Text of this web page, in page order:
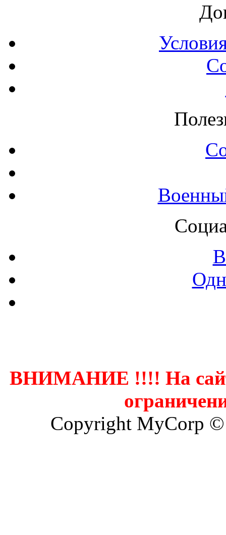
ВНИМАНИЕ !!!! На
Copyright MyCorp